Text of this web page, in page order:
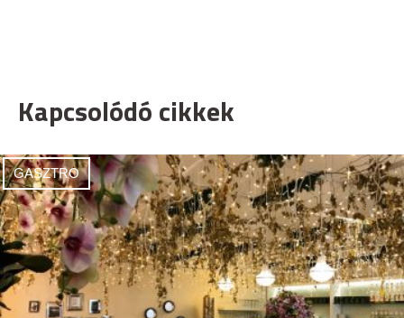
Kapcsolódó cikkek
GASZTRO